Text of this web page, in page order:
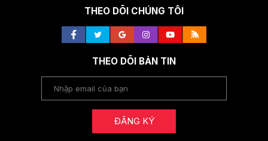
THEO DÕI CHÚNG TÔI
THEO DÕI BẢN TIN
ĐĂNG KÝ